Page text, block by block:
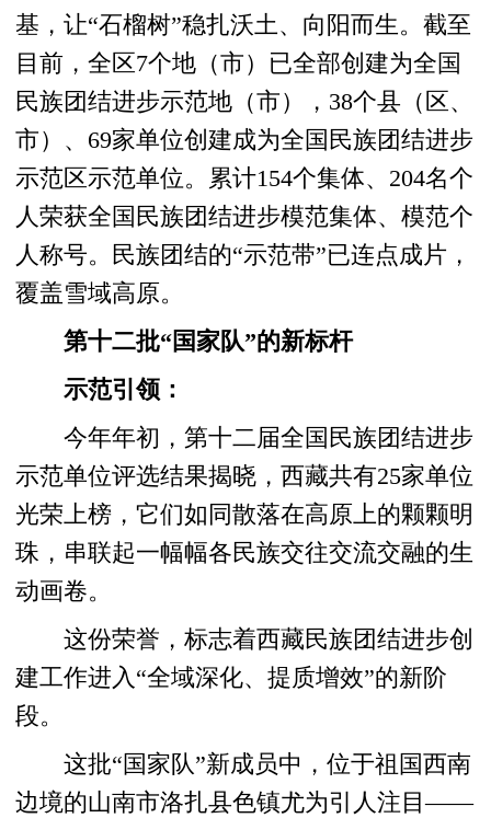
基，让“石榴树”稳扎沃土、向阳而生。截至
目前，全区7个地（市）已全部创建为全国
民族团结进步示范地（市），38个县（区、
市）、69家单位创建成为全国民族团结进步
示范区示范单位。累计154个集体、204名个
人荣获全国民族团结进步模范集体、模范个
人称号。民族团结的“示范带”已连点成片，
覆盖雪域高原。
第十二批“国家队”的新标杆
示范引领：
今年年初，第十二届全国民族团结进步
示范单位评选结果揭晓，西藏共有25家单位
光荣上榜，它们如同散落在高原上的颗颗明
珠，串联起一幅幅各民族交往交流交融的生
动画卷。
这份荣誉，标志着西藏民族团结进步创
建工作进入“全域深化、提质增效”的新阶
段。
这批“国家队”新成员中，位于祖国西南
边境的山南市洛扎县色镇尤为引人注目——